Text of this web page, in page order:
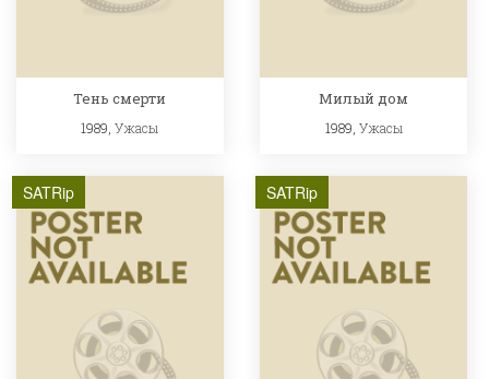
Тень смерти
1989,Ужасы
Милый дом
1989, Ужасы
SATRip SATRip